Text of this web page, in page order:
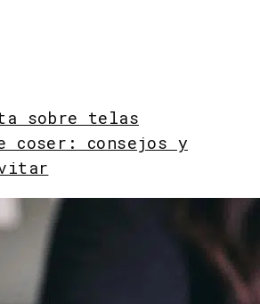
sobre telas
consejos y